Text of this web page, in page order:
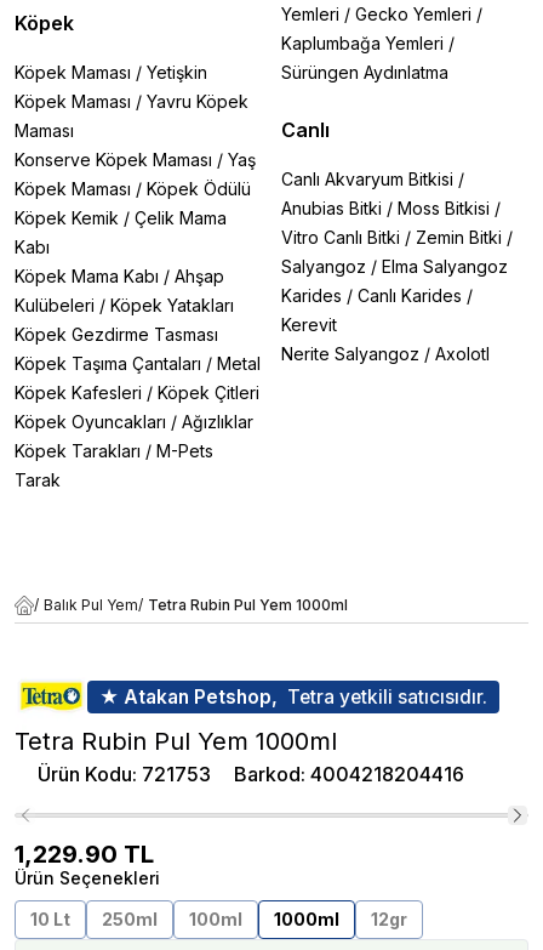
Köpek
Köpek Maması / Yetişkin
Köpek Maması / Yavru Köpek
Maması
Konserve Köpek Maması / Yaş
Köpek Maması / Köpek Ödülü
Köpek Kemik / Çelik Mama
Kabı
Köpek Mama Kabı / Ahşap
Kulübeleri / Köpek Yatakları
Köpek Gezdirme Tasması
Köpek Taşıma Çantaları / Metal
Köpek Kafesleri / Köpek Çitleri
Köpek Oyuncakları / Ağızlıklar
Köpek Tarakları / M-Pets
Tarak
Yemleri / Gecko Yemleri /
Kaplumbağa Yemleri /
Sürüngen Aydınlatma
Canlı
Canlı Akvaryum Bitkisi /
Anubias Bitki / Moss Bitkisi /
Vitro Canlı Bitki / Zemin Bitki /
Salyangoz / Elma Salyangoz
Karides / Canlı Karides /
Kerevit
Nerite Salyangoz / Axolotl
/ Balık Pul Yem/ Tetra Rubin Pul Yem 1000ml
★ Atakan Petshop, Tetra yetkili satıcısıdır.
Tetra Rubin Pul Yem 1000ml
Ürün Kodu: 721753 Barkod: 4004218204416
1,229.90 TL
Ürün Seçenekleri
10 Lt
250ml 100ml 1000ml 12gr